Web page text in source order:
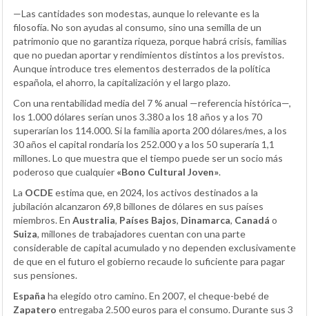
—Las cantidades son modestas, aunque lo relevante es la
filosofía. No son ayudas al consumo, sino una semilla de un
patrimonio que no garantiza riqueza, porque habrá crisis, familias
que no puedan aportar y rendimientos distintos a los previstos.
Aunque introduce tres elementos desterrados de la política
española, el ahorro, la capitalización y el largo plazo.
Con una rentabilidad media del 7 % anual —referencia histórica—,
los 1.000 dólares serían unos 3.380 a los 18 años y a los 70
superarían los 114.000. Si la familia aporta 200 dólares/mes, a los
30 años el capital rondaría los 252.000 y a los 50 superaría 1,1
millones. Lo que muestra que el tiempo puede ser un socio más
poderoso que cualquier «Bono Cultural Joven».
La OCDEestima que, en 2024, los activos destinados a la
jubilación alcanzaron 69,8 billones de dólares en sus países
miembros. En Australia, Países Bajos, Dinamarca, Canadá o
Suiza, millones de trabajadores cuentan con una parte
considerable de capital acumulado y no dependen exclusivamente
de que en el futuro el gobierno recaude lo suficiente para pagar
sus pensiones.
España ha elegido otro camino. En 2007, el cheque-bebé de
Zapatero entregaba 2.500 euros para el consumo. Durante sus 3